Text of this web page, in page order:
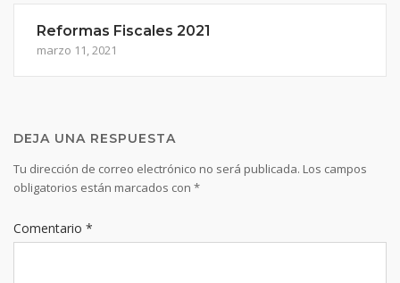
Reformas Fiscales 2021
marzo 11, 2021
DEJA UNA RESPUESTA
Tu dirección de correo electrónico no será publicada. Los campos
obligatorios están marcados con *
Comentario *